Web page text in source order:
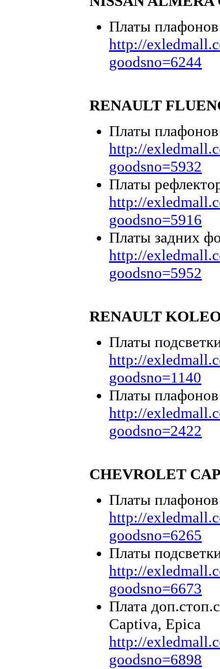
Платы
http://
goodsno=6244
RENAULT
Платы
http://
goodsno=5932
Платы
http://
goodsno=5916
Платы задних
http://
goodsno=5952
RENAULT
Платы
http://
goodsno=1140
Платы
http://
goodsno=2422
CHEVROLET
Платы
http://
goodsno=6265
Платы
http://
goodsno=6673
Плата
Captiva, Epica
http://
goodsno=6898